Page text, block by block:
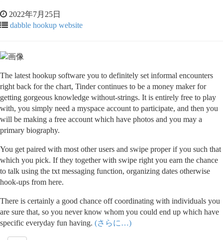
2022年7月25日
dabble hookup website
The latest hookup software you to definitely set informal encounters
right back for the chart, Tinder continues to be a money maker for
getting gorgeous knowledge without-strings. It is entirely free to play
with, you simply need a myspace account to participate, and then you
will be making a free account which have photos and you may a
primary biography.
You get paired with most other users and swipe proper if you such that
which you pick. If they together with swipe right you earn the chance
to talk using the txt messaging function, organizing dates otherwise
hook-ups from here.
There is certainly a good chance off coordinating with individuals you
are sure that, so you never know whom you could end up which have
specific everyday fun having. (さらに…)